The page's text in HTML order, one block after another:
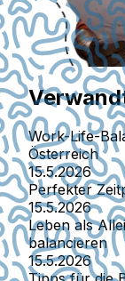
Work-Life-
Österreich
15.5.2026
Perfekter
15.5.2026
Leben als
balancieren
15.5.2026